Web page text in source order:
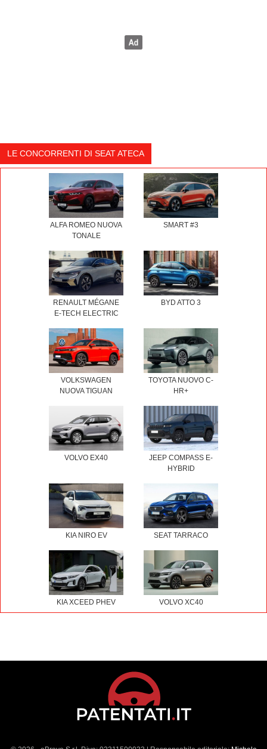
LE CONCORRENTI DI SEAT ATECA
ALFA ROMEO NUOVA
TONALE
SMART #3
RENAULT MÉGANE
E-TECH ELECTRIC
BYD ATTO 3
VOLKSWAGEN
NUOVA TIGUAN
TOYOTA NUOVO C-
HR+
VOLVO EX40
JEEP COMPASS E-
HYBRID
KIA NIRO EV SEAT TARRACO
KIA XCEED PHEV VOLVO XC40